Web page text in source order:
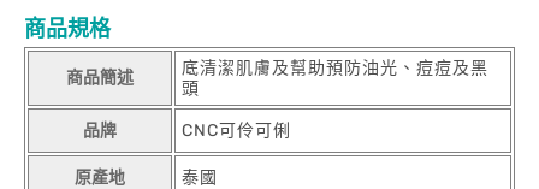
商品規格
商品簡述
底清潔肌膚及幫助預防油光、痘痘及黑
頭
品牌 CNC可伶可俐
原產地 泰國